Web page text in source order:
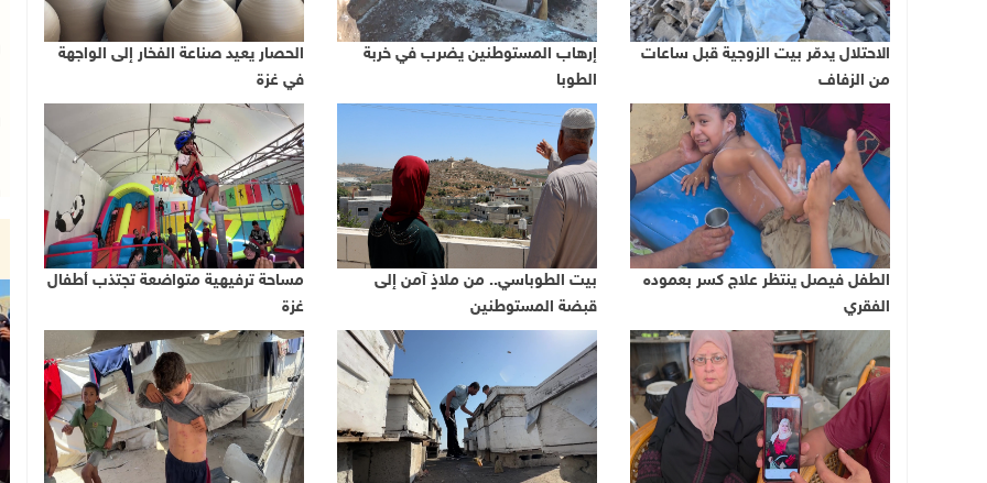
الاحتلال يدمّر بيت الزوجية قبل ساعات
من الزفاف
إرهاب المستوطنين يضرب في خربة
الطوبا
الحصار يعيد صناعة الفخار إلى الواجهة
في غزة
الطفل فيصل ينتظر علاج كسر بعموده
الفقري
بيت الطوباسي.. من ملاذٍ آمن إلى
قبضة المستوطنين
مساحة ترفيهية متواضعة تجتذب أطفال
غزة